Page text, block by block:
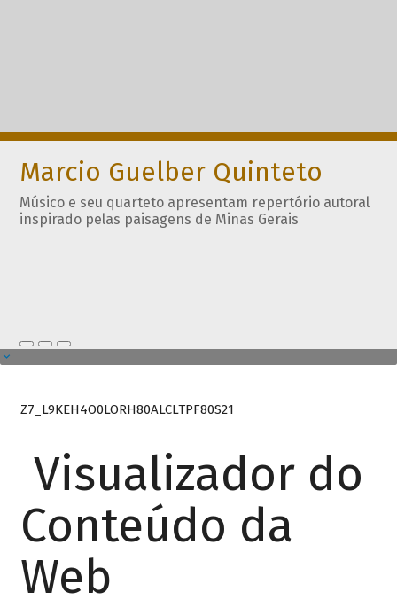
Marcio Guelber Quinteto
Músico e seu quarteto apresentam repertório autoral
inspirado pelas paisagens de Minas Gerais
Z7_L9KEH4O0LORH80ALCLTPF80S21
Visualizador do
Conteúdo da
Web